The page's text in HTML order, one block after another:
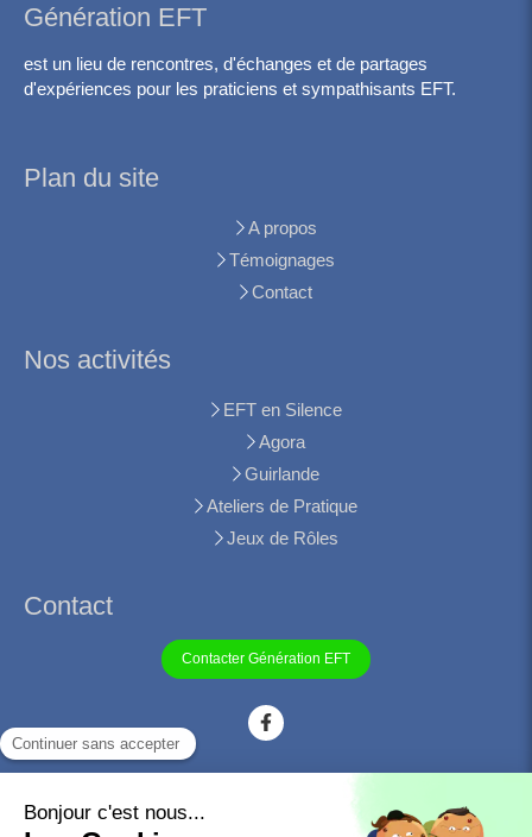
Génération EFT
est un lieu de rencontres, d'échanges et de partages
d'expériences pour les praticiens et sympathisants EFT.
Plan du site
A propos
Témoignages
Contact
Nos activités
EFT en Silence
Agora
Guirlande
Ateliers de Pratique
Jeux de Rôles
Contact
Contacter Génération EFT
©2021 Génération EFT - Association francophone pour la